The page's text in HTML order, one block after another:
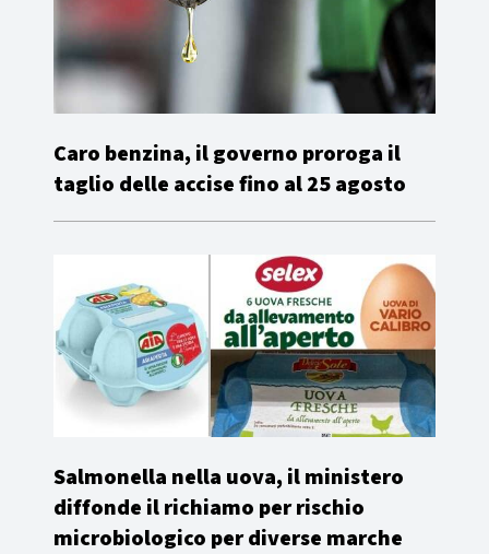
Caro benzina, il governo proroga il
taglio delle accise fino al 25 agosto
Salmonella nella uova, il ministero
diffonde il richiamo per rischio
microbiologico per diverse marche